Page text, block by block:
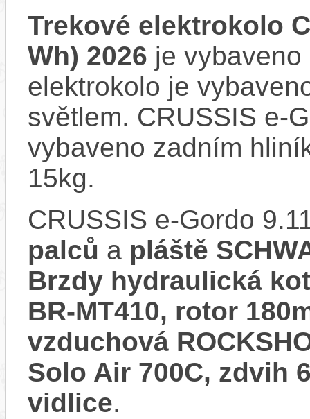
Trekové elektrokolo
Wh) 2026 je vybaveno
elektrokolo je
světlem. CRUSSIS e-
vybaveno zadním
15kg.
CRUSSIS e-Gordo
palců a pláště
Brzdy hydraulická
BR-MT410, rotor
vzduchová
Solo Air 700C, zdvih
vidlice.